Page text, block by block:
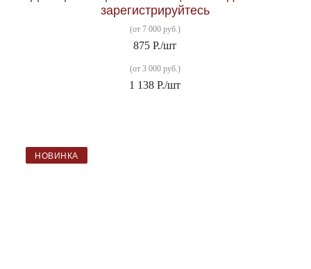
зарегистрируйтесь
(от 7 000 руб.)
875 Р./шт
(от 3 000 руб.)
1 138 Р./шт
НОВИНКА